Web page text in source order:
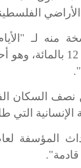
الفلسطيني بنسبة
نصف السكان
الإنسانية التي
قادمة".